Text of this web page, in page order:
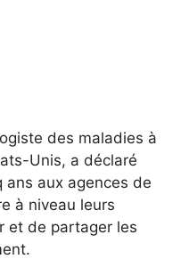
des maladies à
Unis, a déclaré
ans aux agences de
à niveau leurs
et de partager les